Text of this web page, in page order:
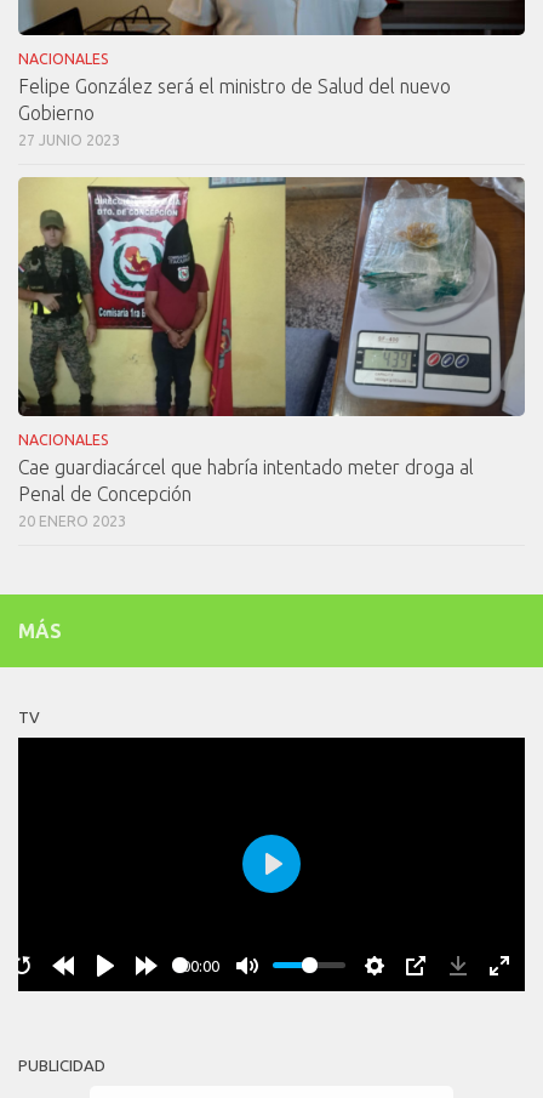
NACIONALES
Felipe González será el ministro de Salud del nuevo
Gobierno
27 JUNIO 2023
NACIONALES
Cae guardiacárcel que habría intentado meter droga al
Penal de Concepción
20 ENERO 2023
MÁS
TV
00:00
Play
PUBLICIDAD